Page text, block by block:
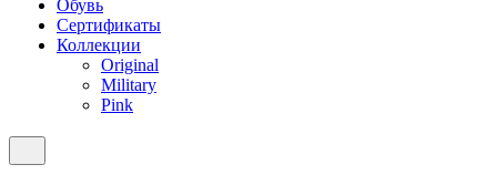
Обувь
Сертификаты
Коллекции
Original
Military
Pink